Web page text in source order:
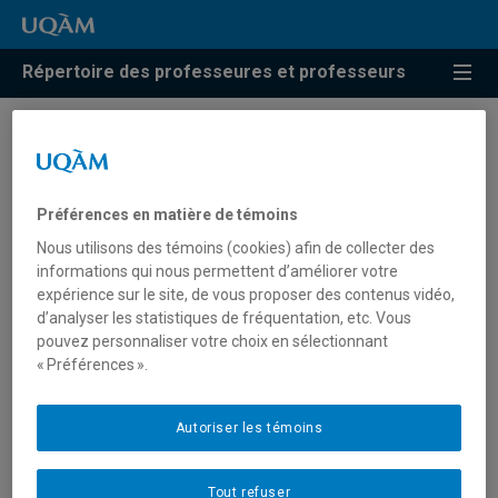
Répertoire des professeures et professeurs
Résultats de recherche pour
Majdzadeh, Bahar
majdzadeh.bahar@uqam.ca
Art et exil
Préférences en matière de témoins
Nous utilisons des témoins (cookies) afin de collecter des
informations qui nous permettent d’améliorer votre
expérience sur le site, de vous proposer des contenus vidéo,
d’analyser les statistiques de fréquentation, etc. Vous
pouvez personnaliser votre choix en sélectionnant
« Préférences ».
Tout refuser
Autoriser les témoins